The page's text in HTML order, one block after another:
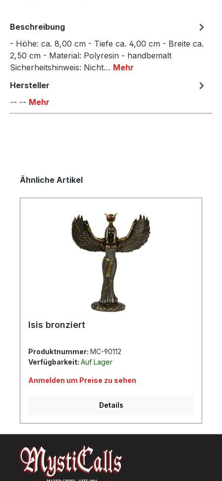
Beschreibung
- Höhe: ca. 8,00 cm - Tiefe ca. 4,00 cm - Breite ca.
2,50 cm - Material: Polyresin - handbemalt
Sicherheitshinweis: Nicht… Mehr
Hersteller
-- -- Mehr
Produktgalerie überspringen
Ähnliche Artikel
Isis bronziert
Produktnummer: MC-90112
Verfügbarkeit: Auf Lager
Anmelden um Preise zu sehen
Details